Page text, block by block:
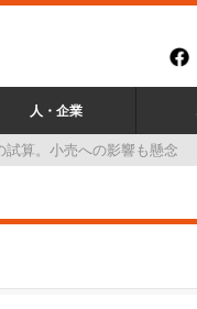
人・企業
算。小売への影響も懸念